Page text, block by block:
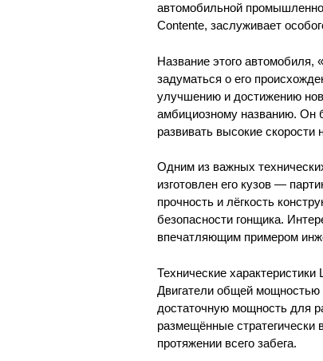
автомобильной
Contente, заслуживает
Название этого
задуматься о его
улучшению и достижению
амбициозному названию. Он
развивать высокие скорости
Одним из важных
изготовлен его кузов —
прочность и лёгкость
безопасности гонщика.
впечатляющим примером
Технические
Двигатели общей мощностью
достаточную мощность для
размещённые стратегически
протяжении всего забега.